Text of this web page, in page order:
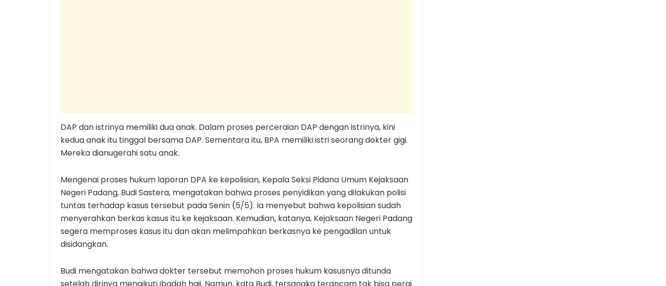
DAP dan istrinya memiliki dua anak. Dalam proses perceraian DAP dengan istrinya, kini
kedua anak itu tinggal bersama DAP. Sementara itu, BPA memiliki istri seorang dokter gigi.
Mereka dianugerahi satu anak.
Mengenai proses hukum laporan DPA ke kepolisian, Kepala Seksi Pidana Umum Kejaksaan
Negeri Padang, Budi Sastera, mengatakan bahwa proses penyidikan yang dilakukan polisi
tuntas terhadap kasus tersebut pada Senin (5/5). Ia menyebut bahwa kepolisian sudah
menyerahkan berkas kasus itu ke kejaksaan. Kemudian, katanya, Kejaksaan Negeri Padang
segera memproses kasus itu dan akan melimpahkan berkasnya ke pengadilan untuk
disidangkan.
Budi mengatakan bahwa dokter tersebut memohon proses hukum kasusnya ditunda
setelah dirinya mengikuti ibadah haji. Namun, kata Budi, tersangka terancam tak bisa pergi